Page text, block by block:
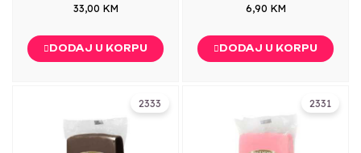
33,00 KM
DODAJ U KORPU
6,90 KM
DODAJ U KORPU
2333 2331